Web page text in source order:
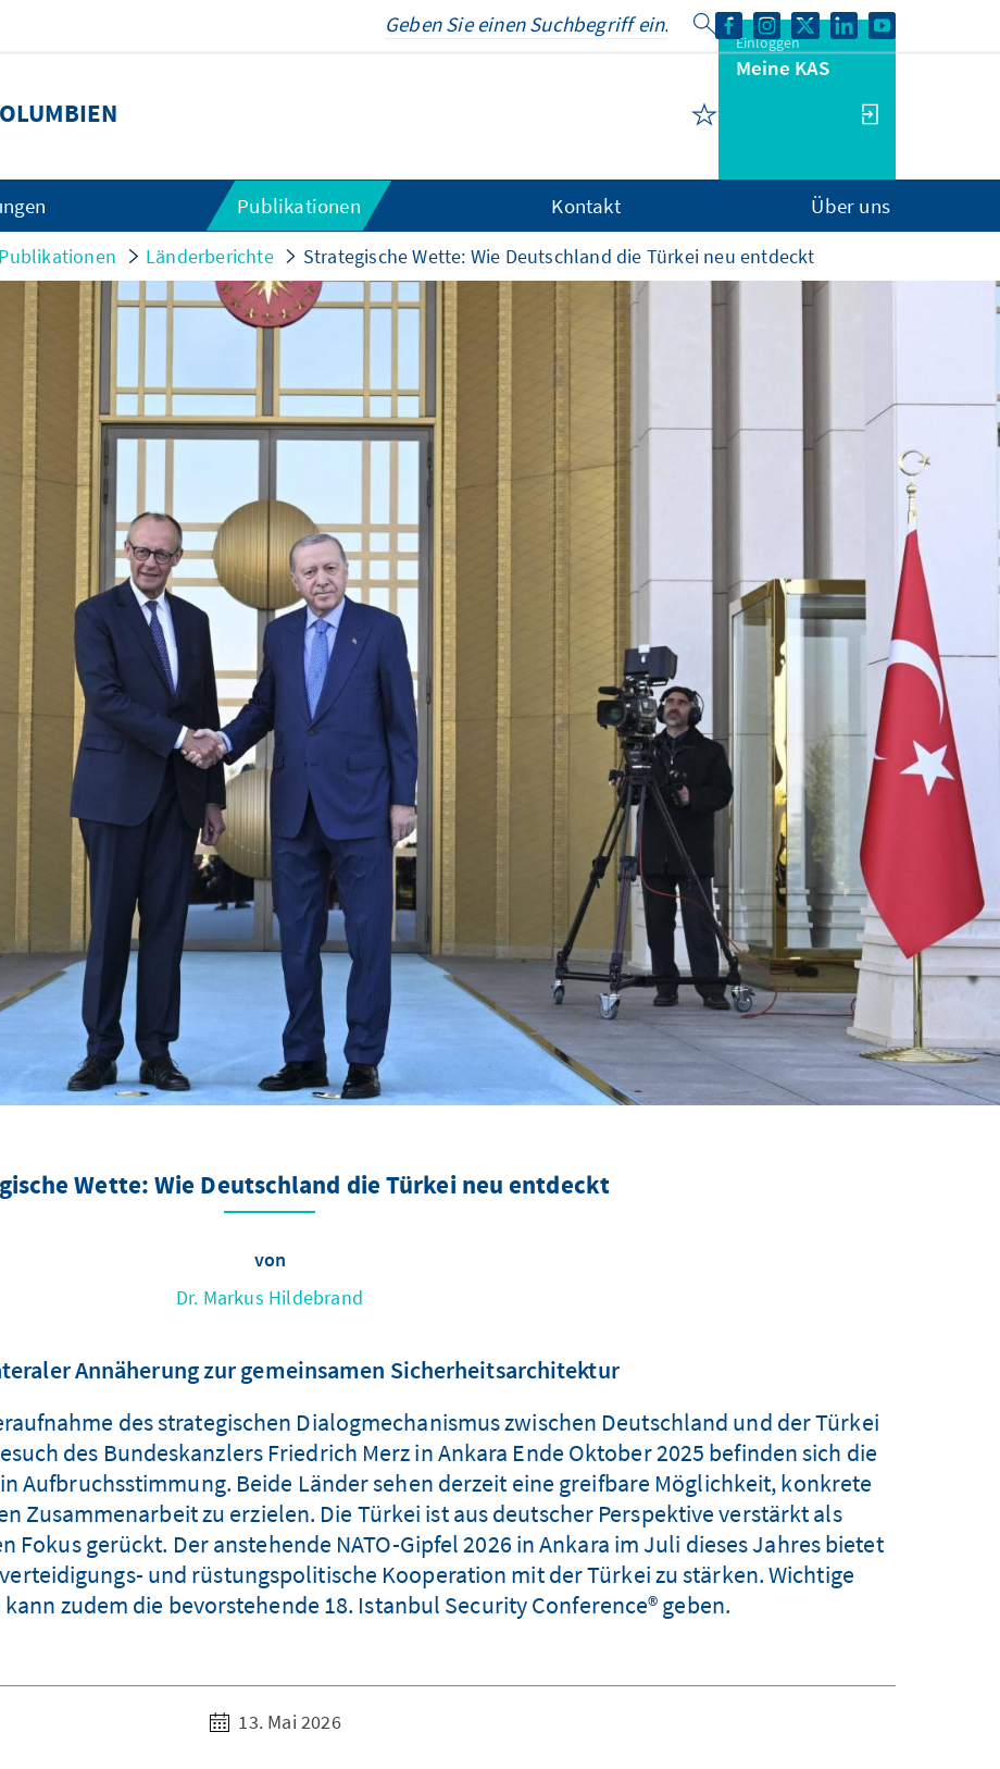
Einloggen
Meine KAS
Publikationen Kontakt Über uns
Publikationen Länderberichte Strategische Wette: Wie Deutschland die Türkei neu entdeckt
Wette: Wie Deutschland die Türkei neu entdeckt
von
Dr. Markus Hildebrand
Annäherung zur gemeinsamen Sicherheitsarchitektur
des strategischen Dialogmechanismus zwischen Deutschland und der Türkei
des Bundeskanzlers Friedrich Merz in Ankara Ende Oktober 2025 befinden sich die
Aufbruchsstimmung. Beide Länder sehen derzeit eine greifbare Möglichkeit, konkrete
Zusammenarbeit zu erzielen. Die Türkei ist aus deutscher Perspektive verstärkt als
gerückt. Der anstehende NATO-Gipfel 2026 in Ankara im Juli dieses Jahres bietet
und rüstungspolitische Kooperation mit der Türkei zu stärken. Wichtige
zudem die bevorstehende 18. Istanbul Security Conference® geben.
13. Mai 2026